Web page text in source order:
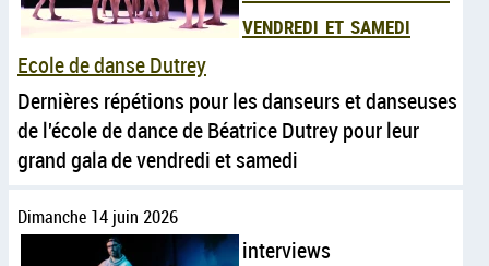
vendredi et samedi
Ecole de danse Dutrey
Dernières répétions pour les danseurs et danseuses
de l'école de dance de Béatrice Dutrey pour leur
grand gala de vendredi et samedi
Dimanche 14 juin 2026
interviews